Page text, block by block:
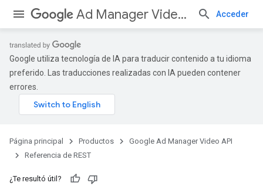
Ad Manager Video API Acceder
Google utiliza tecnología de IA para traducir contenido a tu idioma
preferido. Las traducciones realizadas con IA pueden contener
errores.
Página principal Productos
Google Ad Manager Video API
Referencia de REST
¿Te resultó útil?